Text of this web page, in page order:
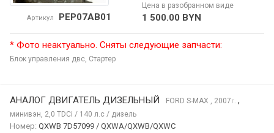
Артикул PEP07AB01
Цена в разобранном виде
1 500.00 BYN
* Фото неактуально. Сняты следующие запчасти:
Блок управления двс, Стартер
АНАЛОГ ДВИГАТЕЛЬ ДИЗЕЛЬНЫЙ FORD S-MAX , 2007г. ,
минивэн, 2,0 TDCi / 140 л.с / дизель
Номер: QXWB 7D57099 / QXWA/QXWB/QXWC